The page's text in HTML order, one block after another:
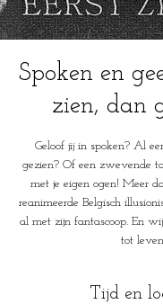
Spoken en
zien, dan
Geloof jij in spoken? Al
gezien? Of een zwevende
met je eigen ogen! Meer
reanimeerde Belgisch
al met zijn fantascoop. En
tot
Tijd en